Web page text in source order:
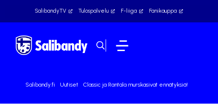
SalibandyTV Tulospalvelu F-liiga Fanikauppa
Salibandy.fi Uutiset Classic ja Rantala murskasivat ennätyksiä!